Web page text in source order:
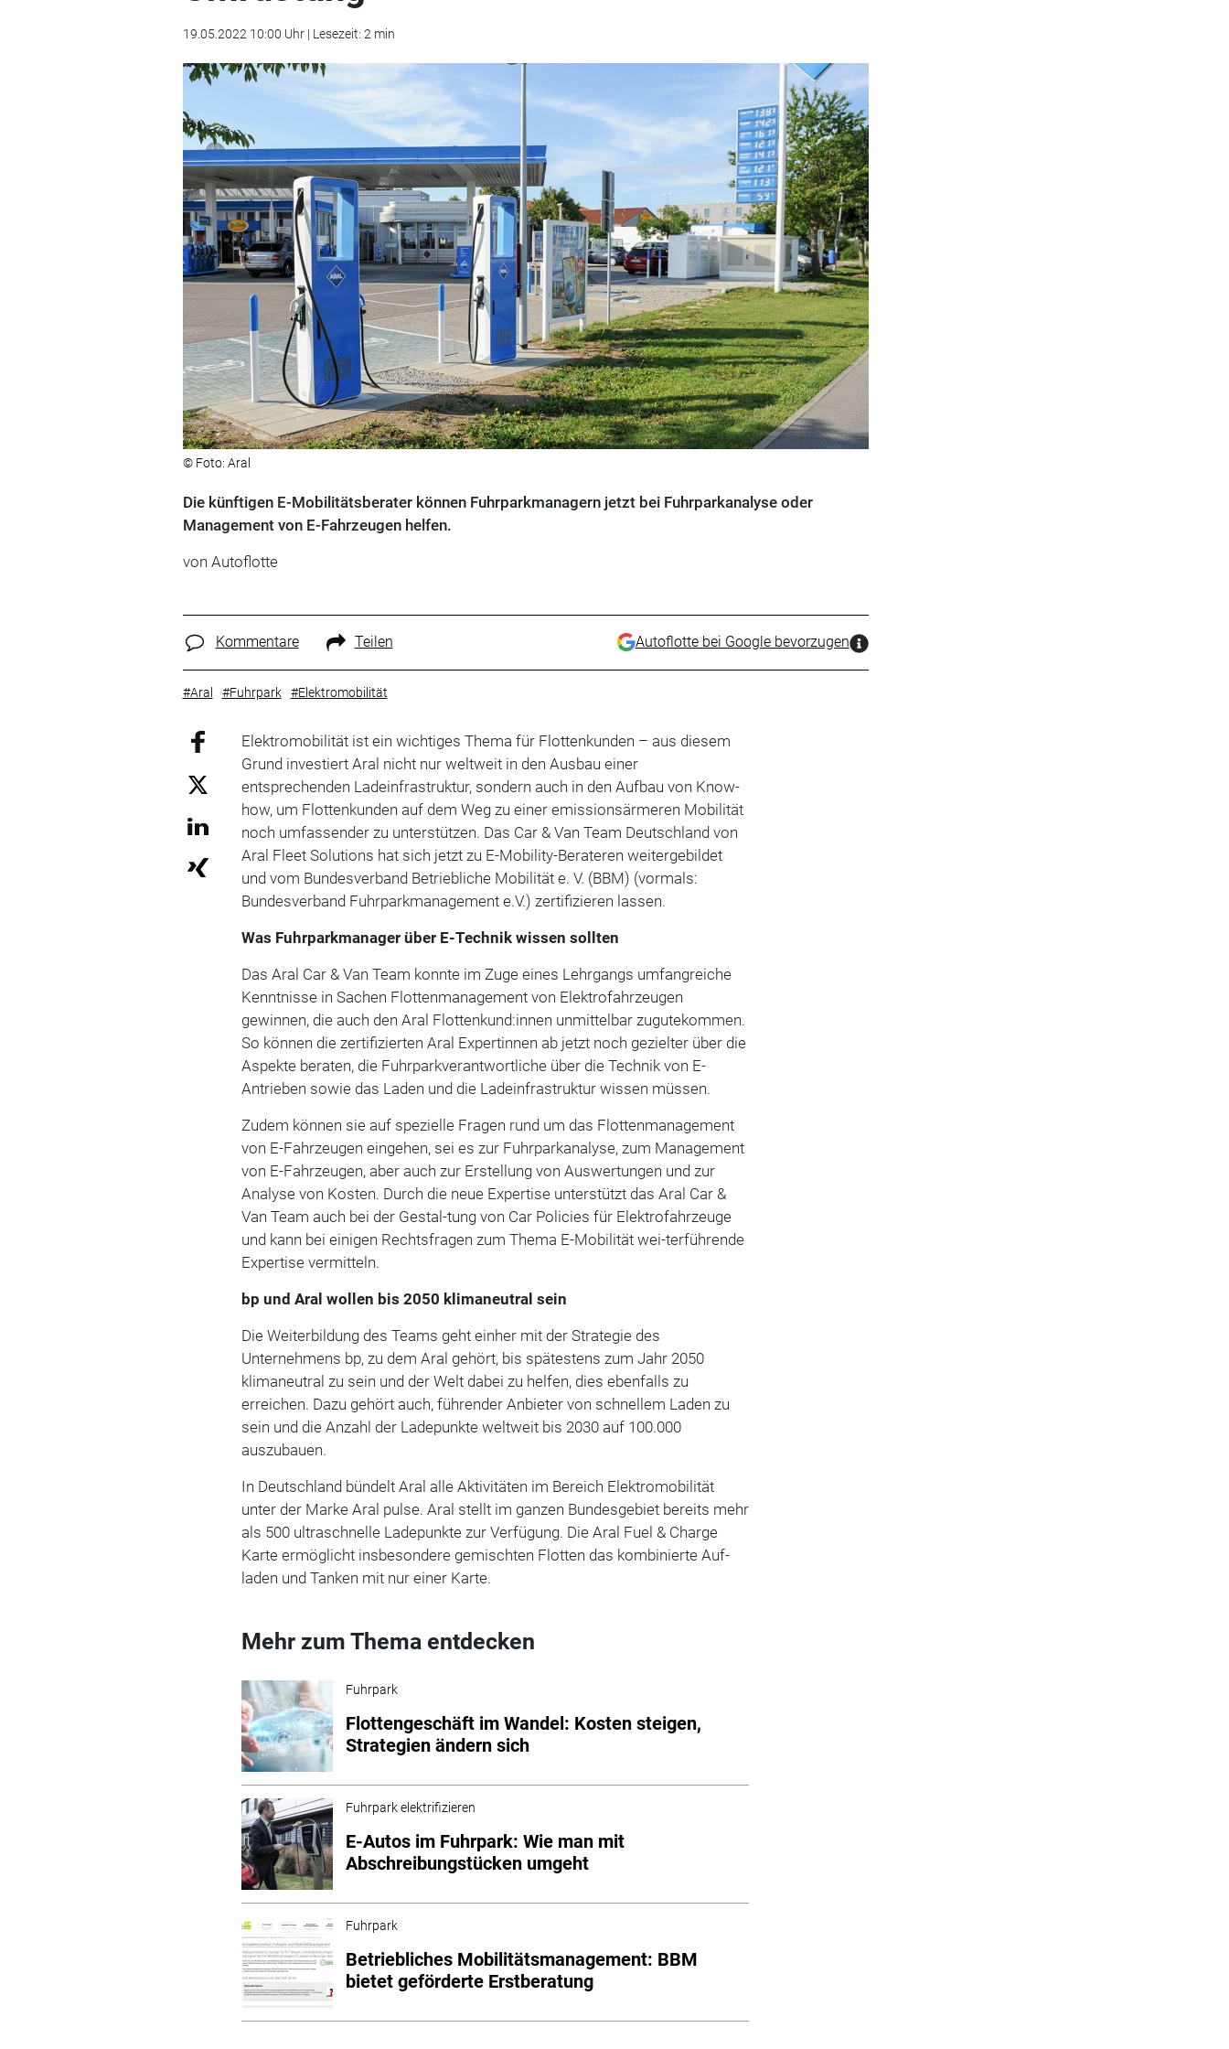
19.05.2022 10:00 Uhr | Lesezeit: 2 min
© Foto: Aral
Die künftigen E-Mobilitätsberater können Fuhrparkmanagern jetzt bei Fuhrparkanalyse oder
Management von E-Fahrzeugen helfen.
von Autoflotte
Kommentare Teilen Autoflotte bei Google bevorzugen
#Aral #Fuhrpark #Elektromobilität
Elektromobilität ist ein wichtiges Thema für Flottenkunden – aus diesem
Grund investiert Aral nicht nur weltweit in den Ausbau einer
entsprechenden Ladeinfrastruktur, sondern auch in den Aufbau von Know-
how, um Flottenkunden auf dem Weg zu einer emissionsärmeren Mobilität
noch umfassender zu unterstützen. Das Car & Van Team Deutschland von
Aral Fleet Solutions hat sich jetzt zu E-Mobility-Berateren weitergebildet
und vom Bundesverband Betriebliche Mobilität e. V. (BBM) (vormals:
Bundesverband Fuhrparkmanagement e.V.) zertifizieren lassen.
Was Fuhrparkmanager über E-Technik wissen sollten
Das Aral Car & Van Team konnte im Zuge eines Lehrgangs umfangreiche
Kenntnisse in Sachen Flottenmanagement von Elektrofahrzeugen
gewinnen, die auch den Aral Flottenkund:innen unmittelbar zugutekommen.
So können die zertifizierten Aral Expertinnen ab jetzt noch gezielter über die
Aspekte beraten, die Fuhrparkverantwortliche über die Technik von E-
Antrieben sowie das Laden und die Ladeinfrastruktur wissen müssen.
Zudem können sie auf spezielle Fragen rund um das Flottenmanagement
von E-Fahrzeugen eingehen, sei es zur Fuhrparkanalyse, zum Management
von E-Fahrzeugen, aber auch zur Erstellung von Auswertungen und zur
Analyse von Kosten. Durch die neue Expertise unterstützt das Aral Car &
Van Team auch bei der Gestal-tung von Car Policies für Elektrofahrzeuge
und kann bei einigen Rechtsfragen zum Thema E-Mobilität wei-terführende
Expertise vermitteln.
bp und Aral wollen bis 2050 klimaneutral sein
Die Weiterbildung des Teams geht einher mit der Strategie des
Unternehmens bp, zu dem Aral gehört, bis spätestens zum Jahr 2050
klimaneutral zu sein und der Welt dabei zu helfen, dies ebenfalls zu
erreichen. Dazu gehört auch, führender Anbieter von schnellem Laden zu
sein und die Anzahl der Ladepunkte weltweit bis 2030 auf 100.000
auszubauen.
In Deutschland bündelt Aral alle Aktivitäten im Bereich Elektromobilität
unter der Marke Aral pulse. Aral stellt im ganzen Bundesgebiet bereits mehr
als 500 ultraschnelle Ladepunkte zur Verfügung. Die Aral Fuel & Charge
Karte ermöglicht insbesondere gemischten Flotten das kombinierte Auf-
laden und Tanken mit nur einer Karte.
Mehr zum Thema entdecken
Fuhrpark
Flottengeschäft im Wandel: Kosten steigen,
Strategien ändern sich
Fuhrpark elektrifizieren
E-Autos im Fuhrpark: Wie man mit
Abschreibungstücken umgeht
Fuhrpark
Betriebliches Mobilitätsmanagement: BBM
bietet geförderte Erstberatung